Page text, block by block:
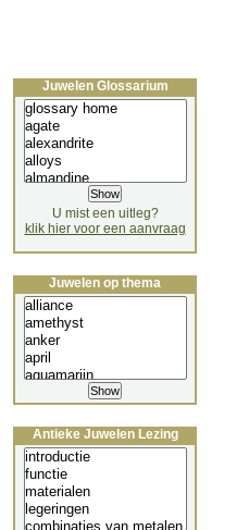
Juwelen Glossarium
U mist een uitleg?
klik hier voor een aanvraag
Juwelen op thema
Antieke Juwelen Lezing